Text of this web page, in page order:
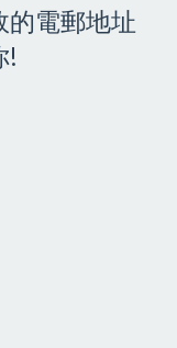
的電郵地址
!